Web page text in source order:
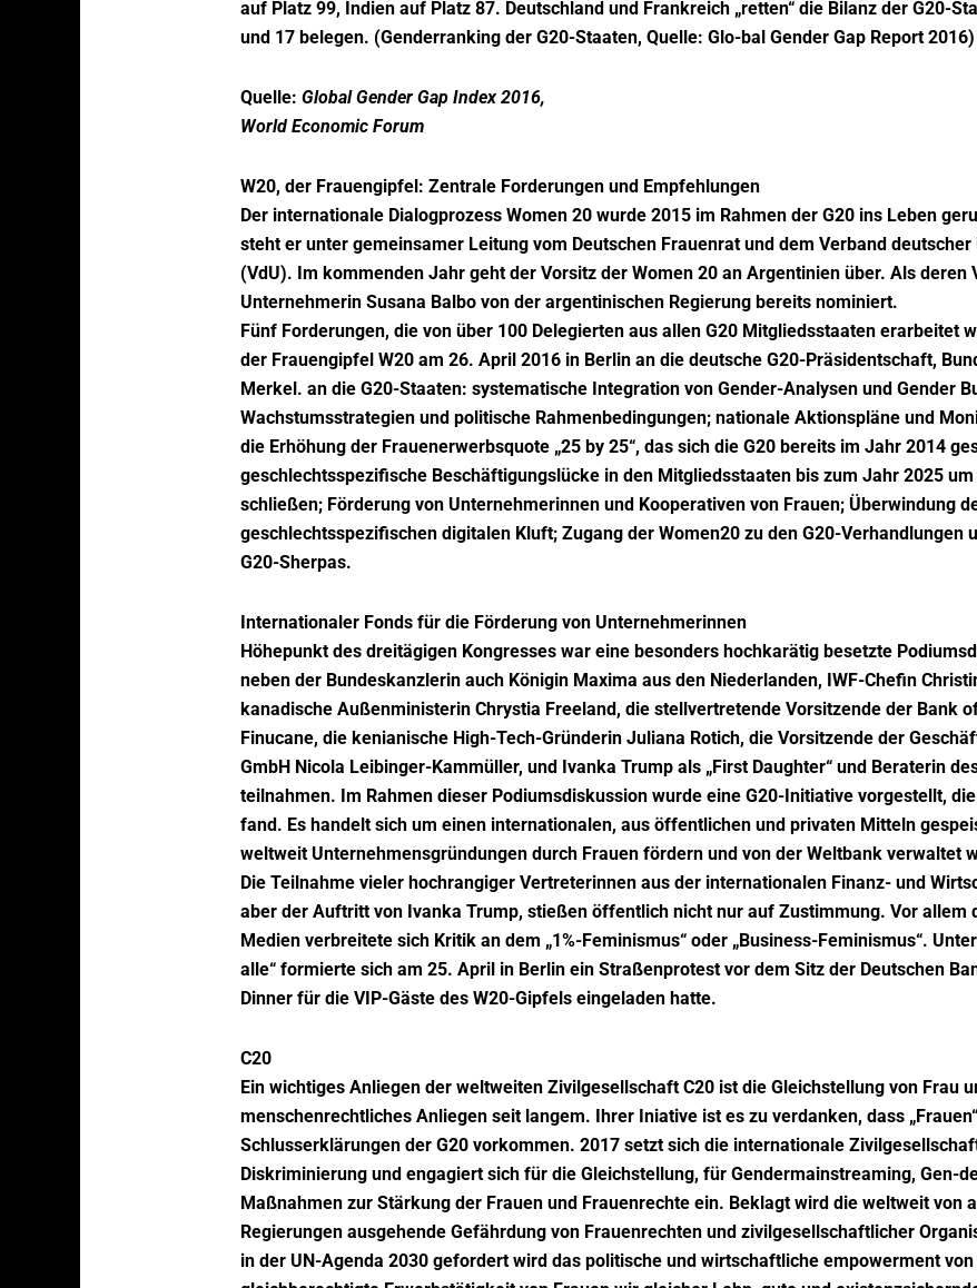
auf Platz 99, Indien auf Platz 87. Deutschland und Frankreich „retten“ die Bilanz der G20-
und 17 belegen. (Genderranking der G20-Staaten, Quelle: Glo-bal Gender Gap Report 2016)
Quelle: Global Gender Gap Index 2016,
World Economic Forum
W20, der Frauengipfel: Zentrale Forderungen und Empfehlungen
Der internationale Dialogprozess Women 20 wurde 2015 im Rahmen der G20 ins Leben
steht er unter gemeinsamer Leitung vom Deutschen Frauenrat und dem Verband
(VdU). Im kommenden Jahr geht der Vorsitz der Women 20 an Argentinien über. Als deren
Unternehmerin Susana Balbo von der argentinischen Regierung bereits nominiert.
Fünf Forderungen, die von über 100 Delegierten aus allen G20 Mitgliedsstaaten erarbeitet
der Frauengipfel W20 am 26. April 2016 in Berlin an die deutsche G20-Präsidentschaft,
Merkel. an die G20-Staaten: systematische Integration von Gender-Analysen und Gender
Wachstumsstrategien und politische Rahmenbedingungen; nationale Aktionspläne und
die Erhöhung der Frauenerwerbsquote „25 by 25“, das sich die G20 bereits im Jahr 2014
geschlechtsspezifische Beschäftigungslücke in den Mitgliedsstaaten bis zum Jahr 2025
schließen; Förderung von Unternehmerinnen und Kooperativen von Frauen; Überwindung
geschlechtsspezifischen digitalen Kluft; Zugang der Women20 zu den G20-Verhandlungen
G20-Sherpas.
Internationaler Fonds für die Förderung von Unternehmerinnen
Höhepunkt des dreitägigen Kongresses war eine besonders hochkarätig besetzte
neben der Bundeskanzlerin auch Königin Maxima aus den Niederlanden, IWF-Chefin
kanadische Außenministerin Chrystia Freeland, die stellvertretende Vorsitzende der Bank
Finucane, die kenianische High-Tech-Gründerin Juliana Rotich, die Vorsitzende der
GmbH Nicola Leibinger-Kammüller, und Ivanka Trump als „First Daughter“ und Beraterin
teilnahmen. Im Rahmen dieser Podiumsdiskussion wurde eine G20-Initiative vorgestellt,
fand. Es handelt sich um einen internationalen, aus öffentlichen und privaten Mitteln
weltweit Unternehmensgründungen durch Frauen fördern und von der Weltbank verwaltet
Die Teilnahme vieler hochrangiger Vertreterinnen aus der internationalen Finanz- und
aber der Auftritt von Ivanka Trump, stießen öffentlich nicht nur auf Zustimmung. Vor allem
Medien verbreitete sich Kritik an dem „1%-Feminismus“ oder „Business-Feminismus“.
alle“ formierte sich am 25. April in Berlin ein Straßenprotest vor dem Sitz der Deutschen
Dinner für die VIP-Gäste des W20-Gipfels eingeladen hatte.
C20
Ein wichtiges Anliegen der weltweiten Zivilgesellschaft C20 ist die Gleichstellung von Frau
menschenrechtliches Anliegen seit langem. Ihrer Iniative ist es zu verdanken, dass
Schlusserklärungen der G20 vorkommen. 2017 setzt sich die internationale
Diskriminierung und engagiert sich für die Gleichstellung, für Gendermainstreaming, Gen-
Maßnahmen zur Stärkung der Frauen und Frauenrechte ein. Beklagt wird die weltweit von
Regierungen ausgehende Gefährdung von Frauenrechten und zivilgesellschaftlicher
in der UN-Agenda 2030 gefordert wird das politische und wirtschaftliche empowerment von